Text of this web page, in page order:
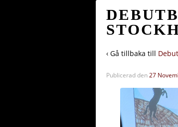
‹ Gå tillbaka till
Publicerad den27